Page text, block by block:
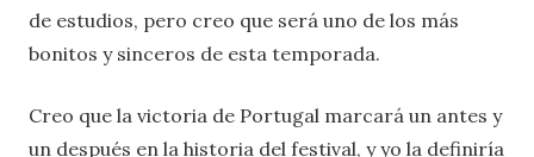
de estudios, pero creo que será uno de los más
bonitos y sinceros de esta temporada.
Creo que la victoria de Portugal marcará un antes y
un después en la historia del festival, y yo la definiría